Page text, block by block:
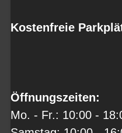
Kostenfreie
Öffnungszeiten:
Mo. - Fr.: 10:00 -